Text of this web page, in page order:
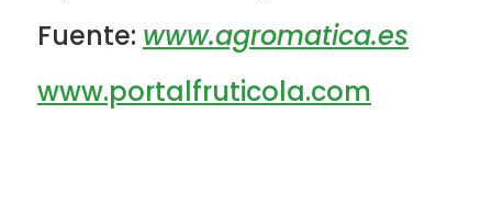
Fuente: www.agromatica.es
www.portalfruticola.com